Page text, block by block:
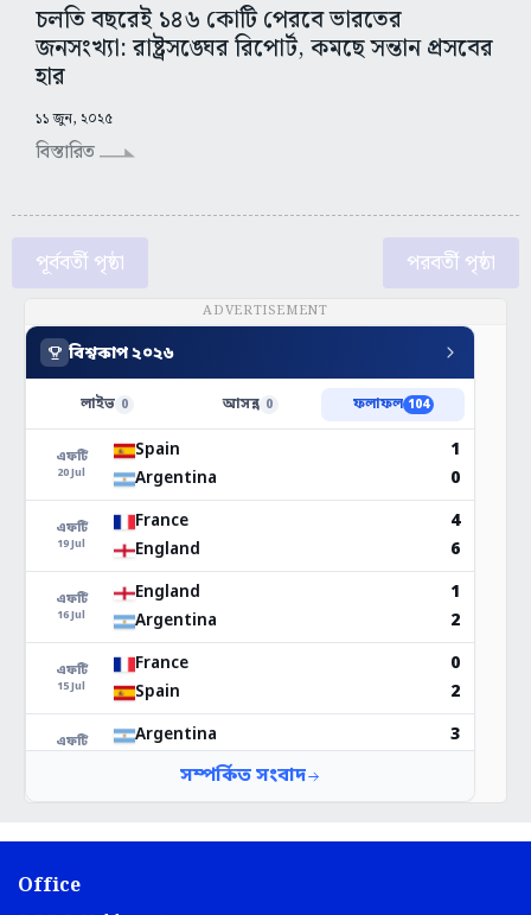
চলতি বছরেই ১৪৬ কোটি পেরবে ভারতের
জনসংখ্যা: রাষ্ট্রসঙ্ঘের রিপোর্ট, কমছে সন্তান প্রসবের
হার
১১ জুন, ২০২৫
বিস্তারিত
পূর্ববর্তী পৃষ্ঠা পরবর্তী পৃষ্ঠা
ADVERTISEMENT
Office